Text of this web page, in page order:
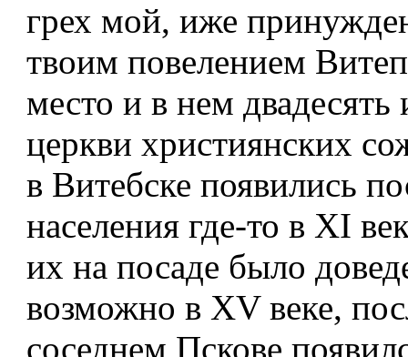
грех мой, иже
твоим повелением
место и в нем двадесять
церкви християнских
в Витебске появились
населения где-то в XI
их на посаде было
возможно в XV веке,
соседнем Пскове